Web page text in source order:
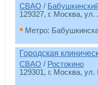
СВАО /
129327, г. Москва,
• Метро:
Городская
СВАО / Ростокино
129301, г. Москва, ул.